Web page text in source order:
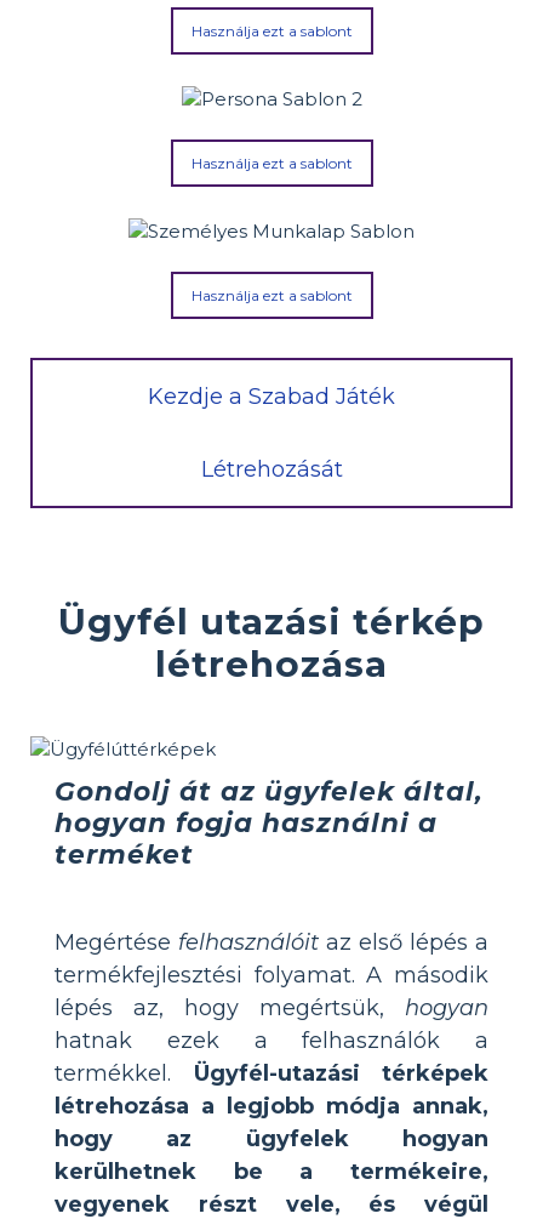
Használja ezt a sablont
Használja ezt a sablont
Használja ezt a sablont
Kezdje a Szabad Játék
Létrehozását
Ügyfél utazási térkép
létrehozása
Gondolj át az ügyfelek által,
hogyan fogja használni a
terméket
Megértése felhasználóit az első lépés a
termékfejlesztési folyamat. A második
lépés az, hogy megértsük, hogyan
hatnak ezek a felhasználók a
termékkel. Ügyfél-utazási térképek
létrehozása a legjobb módja annak,
hogy az ügyfelek hogyan
kerülhetnek be a termékeire,
vegyenek részt vele, és végül